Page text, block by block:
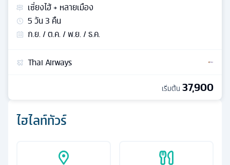
ไฮไลท์ทัวร์
เซี่ยงไฮ้ + หลายเมือง
5วัน3 คืน
ก.ย. / ต.ค. / พ.ย. / ธ.ค.
Thai Airways
เริ่มต้น 37,900